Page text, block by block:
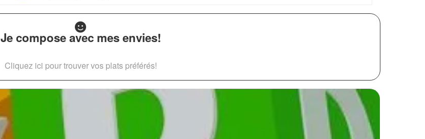
Je compose avec mes envies!
Cliquez ici pour trouver vos plats préférés!